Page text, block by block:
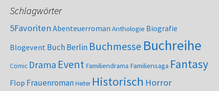
Schlagwörter
5Favoriten Abenteuerroman Anthologie Biografie
Blogevent Buch Berlin Buchmesse Buchreihe
Comic Drama Event Familiendrama Familiensaga Fantasy
Flop FrauenromanHeiter Historisch Horror